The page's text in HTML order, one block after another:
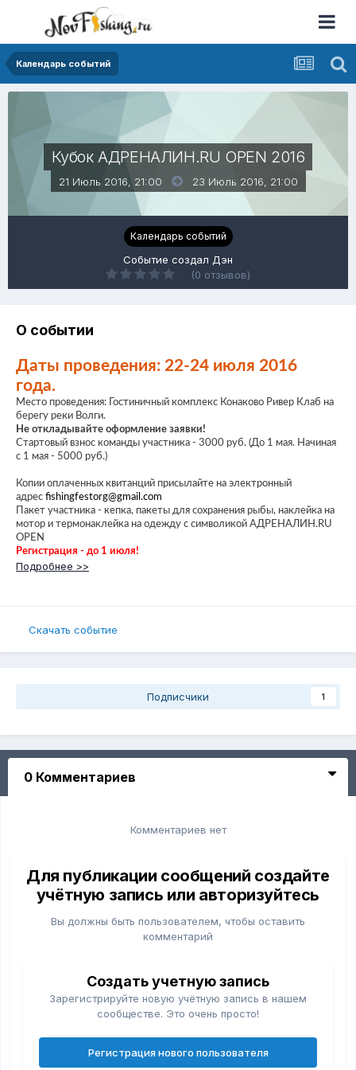
Календарь событий
Кубок АДРЕНАЛИН.RU OPEN 2016
21 Июль 2016, 21:00 23 Июль 2016, 21:00
Календарь событий
Событие создал Дэн
(0 отзывов)
О событии
Даты проведения: 22-24 июля 2016
года.
Место проведения: Гостиничный комплекс Конаково Ривер Клаб на
берегу реки Волги.
Не откладывайте оформление заявки!
Стартовый взнос команды участника - 3000 руб. (До 1 мая. Начиная
с 1 мая - 5000 руб.)
Копии оплаченных квитанций присылайте на электронный
адрес fishingfestorg@gmail.com
Пакет участника - кепка, пакеты для сохранения рыбы, наклейка на
мотор и термонаклейка на одежду с символикой АДРЕНАЛИН.RU
OPEN
Регистрация - до 1 июля!
Подробнее >>
Скачать событие
Подписчики 1
0 Комментариев
Комментариев нет
Для публикации сообщений создайте
учётную запись или авторизуйтесь
Вы должны быть пользователем, чтобы оставить
комментарий
Создать учетную запись
Зарегистрируйте новую учётную запись в нашем
сообществе. Это очень просто!
Регистрация нового пользователя